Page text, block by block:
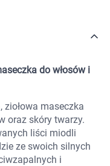
do włosów i
ziołowa maseczka
oraz skóry twarzy.
liści miodli
ze swoich silnych
i